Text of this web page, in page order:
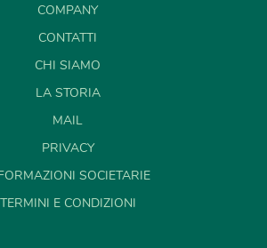
COMPANY
CONTATTI
CHI SIAMO
LA STORIA
MAIL
PRIVACY
SOCIETARIE
TERMINI E CONDIZIONI